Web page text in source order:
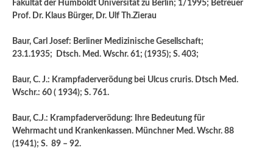
Fakultät der Humboldt Universität zu Berlin; 1/1995; Betreuer
Prof. Dr. Klaus Bürger, Dr. Ulf Th.Zierau
Baur, Carl Josef: Berliner Medizinische Gesellschaft;
23.1.1935; Dtsch. Med. Wschr. 61; (1935); S. 403;
Baur, C. J.: Krampfaderverödung bei Ulcus cruris. Dtsch Med.
Wschr.: 60 ( 1934); S. 761.
Baur, C.J.: Krampfaderverödung: Ihre Bedeutung für
Wehrmacht und Krankenkassen. Münchner Med. Wschr. 88
(1941); S. 89 – 92.